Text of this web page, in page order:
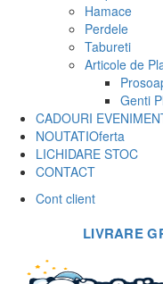
Hamace
Perdele
Tabureti
Articole de
Genti
CADOURI
NOUTATIOferta
LICHIDARE STOC
CONTACT
Cont client
LIVRARE